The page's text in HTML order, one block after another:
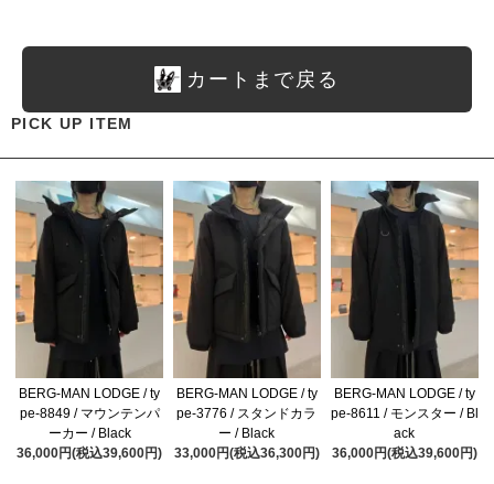
カートまで戻る
PICK UP ITEM
BERG-MAN LODGE / ty
pe-8849 / マウンテンパ
ーカー / Black
36,000円(税込39,600円)
BERG-MAN LODGE / ty
pe-3776 / スタンドカラ
ー / Black
33,000円(税込36,300円)
BERG-MAN LODGE / ty
pe-8611 / モンスター / Bl
ack
36,000円(税込39,600円)